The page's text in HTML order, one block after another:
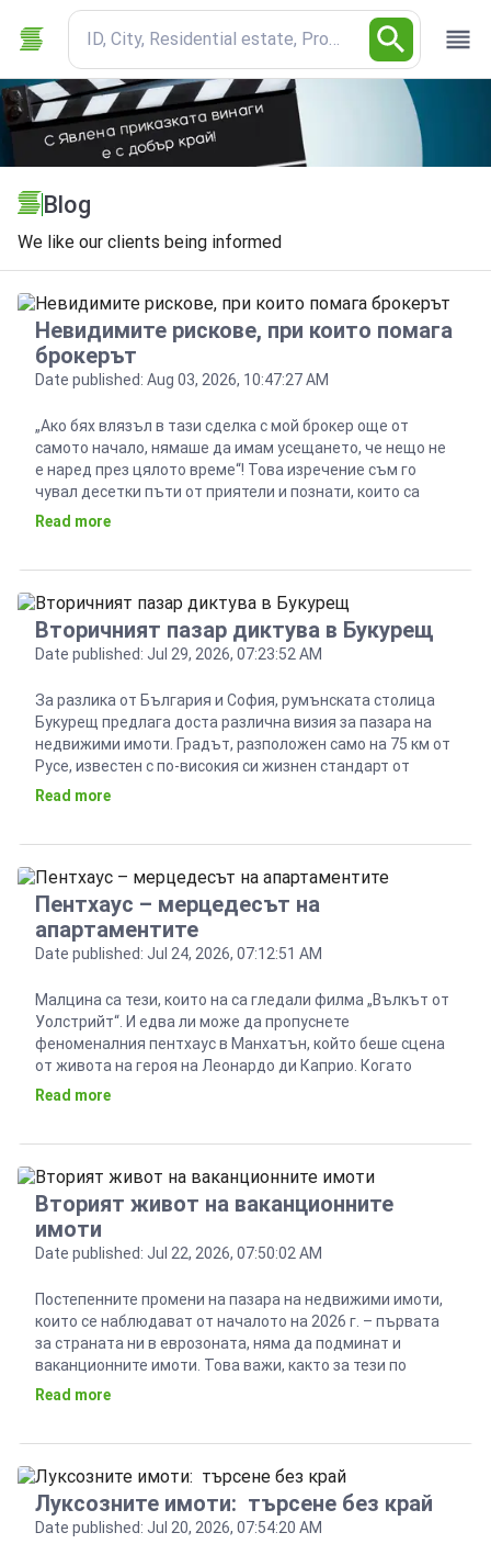
ID, City, Residential estate, Property type
Blog
We like our clients being informed
Невидимите рискове, при които помага
брокерът
Date published: Aug 03, 2026, 10:47:27 AM
„Ако бях влязъл в тази сделка с мой брокер още от
самото начало, нямаше да имам усещането, че нещо не
е наред през цялото време“! Това изречение съм го
чувал десетки пъти от приятели и познати, които са
купували жилища. Общото при всички е, че
Read more
Вторичният пазар диктува в Букурещ
Date published: Jul 29, 2026, 07:23:52 AM
За разлика от България и София, румънската столица
Букурещ предлага доста различна визия за пазара на
недвижими имоти. Градът, разположен само на 75 км от
Русе, известен с по-високия си жизнен стандарт от
нашата столица, предлага сходни като средна цена
Read more
Пентхаус – мерцедесът на
апартаментите
Date published: Jul 24, 2026, 07:12:51 AM
Малцина са тези, които на са гледали филма „Вълкът от
Уолстрийт“. И едва ли може да пропуснете
феноменалния пентхаус в Манхатън, който беше сцена
от живота на героя на Леонардо ди Каприо. Когато
пишем и говорим за пентхаус апартамент, трябва
Read more
Вторият живот на ваканционните
имоти
Date published: Jul 22, 2026, 07:50:02 AM
Постепенните промени на пазара на недвижими имоти,
които се наблюдават от началото на 2026 г. – първата
за страната ни в еврозоната, няма да подминат и
ваканционните имоти. Това важи, както за тези по
морето, така и за апартаменти и къщи в планинските
Read more
Луксозните имоти: търсене без край
Date published: Jul 20, 2026, 07:54:20 AM